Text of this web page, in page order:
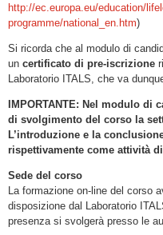
http://ec.europa.eu/education/
programme/national_en.htm)
Si ricorda che al modulo di
un certificato di pre-iscrizione
Laboratorio ITALS, che va
IMPORTANTE: Nel modulo
di svolgimento del corso la
L’introduzione e la
rispettivamente come attività
Sede del corso
La formazione on-line del corso
disposizione dal Laboratorio
presenza si svolgerà presso le